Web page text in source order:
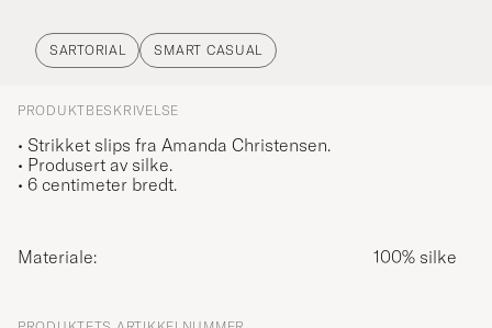
SARTORIAL SMART CASUAL
PRODUKTBESKRIVELSE
• Strikket slips fra Amanda Christensen.
• Produsert av silke.
• 6 centimeter bredt.
Materiale: 100% silke